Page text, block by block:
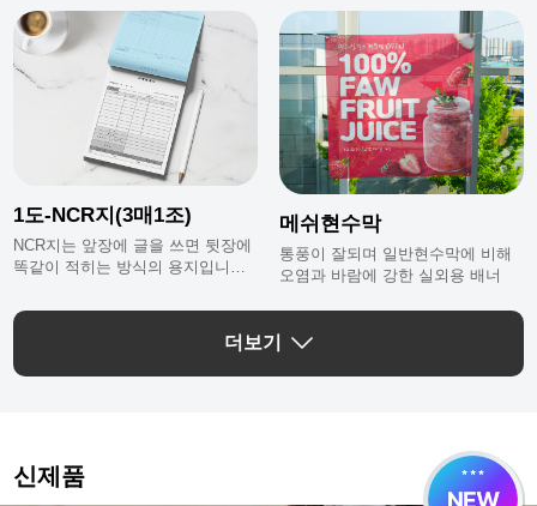
수 있어요.
1도-NCR지(3매1조)
NCR지는 앞장에 글을 쓰면 뒷장에
똑같이 적히는 방식의 용지입니다.
이 1조로 총 33조(99매)가 1권입니
메쉬현수막
통풍이 잘되며 일반현수막에 비해
오염과 바람에 강한 실외용 배너
더보기
신제품